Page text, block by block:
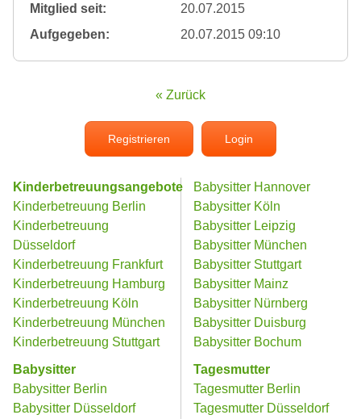
Mitglied seit:
20.07.2015
Aufgegeben:
20.07.2015 09:10
« Zurück
Registrieren Login
Kinderbetreuungsangebote
Kinderbetreuung Berlin
Kinderbetreuung
Düsseldorf
Kinderbetreuung Frankfurt
Kinderbetreuung Hamburg
Kinderbetreuung Köln
Kinderbetreuung München
Kinderbetreuung Stuttgart
Babysitter
Babysitter Berlin
Babysitter Düsseldorf
Babysitter Hannover
Babysitter Köln
Babysitter Leipzig
Babysitter München
Babysitter Stuttgart
Babysitter Mainz
Babysitter Nürnberg
Babysitter Duisburg
Babysitter Bochum
Tagesmutter
Tagesmutter Berlin
Tagesmutter Düsseldorf